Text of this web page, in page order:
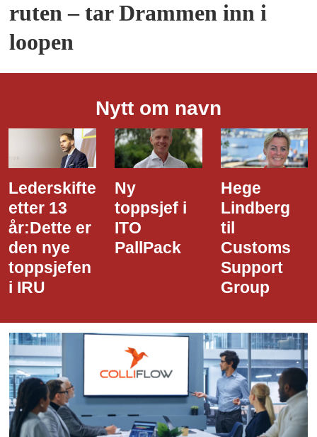
ruten – tar Drammen inn i
loopen
Nytt om navn
Ny
toppsjef i
ITO
PallPack
Hege
Lindberg
til
Customs
Dette er
den nye
i Narvik
Havn